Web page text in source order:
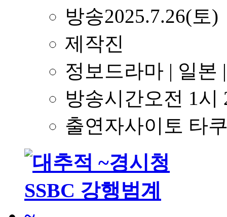
방송2025.7.26(토)
제작진
정보 드라마 | 일본
방송시간오전 1
출연자사이토 타